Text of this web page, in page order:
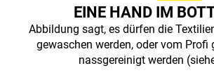
EINE HAND IM
Abbildung sagt, es dürfen die
gewaschen werden, oder vom Profi
nassgereinigt werden